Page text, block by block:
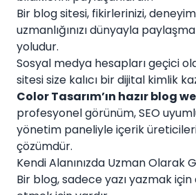
Bir blog sitesi, fikirlerinizi,
uzmanlığınızı dünyayla
yoludur.
Sosyal medya hesapları geçici
sitesi size kalıcı bir dijital kimlik
Color Tasarım’ın hazır blog
profesyonel görünüm, SEO
yönetim paneliyle içerik
çözümdür.
Kendi Alanınızda Uzman Olarak
Bir blog, sadece yazı yazmak